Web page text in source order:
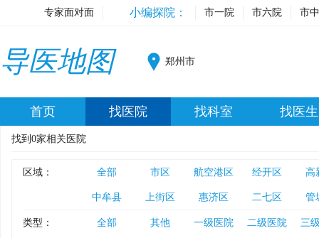
专家面对面 小编探院： 市一院 市六院 市
导医地图 郑州市
首页 找医院 找科室 找医生
找到 0家相关医院
区域： 全部 市区 航空港区 经开区 高
中牟县 上街区 惠济区 二七区 管
类型： 全部 其他 一级医院 二级医院 三